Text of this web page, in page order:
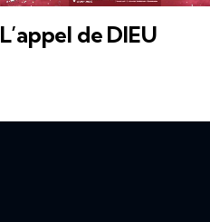
L’appel de DIEU